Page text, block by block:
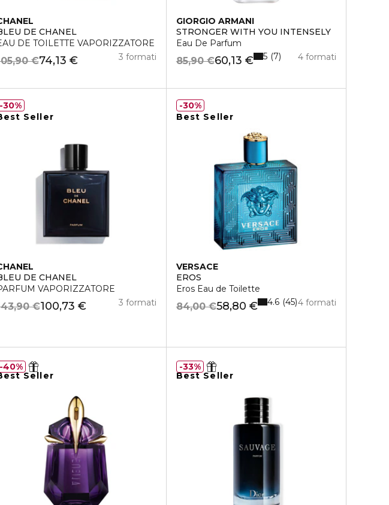
DE CHANEL
DE TOILETTE VAPORIZZATORE
74,13 €
€ 3 formati
GIORGIO ARMANI
STRONGER WITH YOU INTENSELY
Eau De Parfum
60,13 €
85,90 € 4 formati
5 7
Seller
DE CHANEL
VAPORIZZATORE
100,73 €
€ 3 formati
30%
Best Seller
VERSACE
EROS
Eros Eau de Toilette
58,80 €
84,00 € 4 formati
4.6 45
30%
Seller
40%
Best Seller
33%